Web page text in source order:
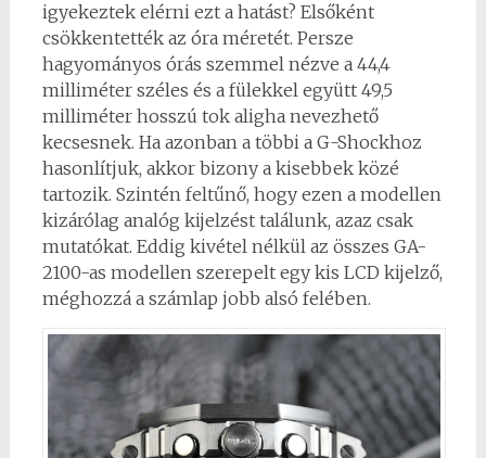
igyekeztek elérni ezt a hatást? Elsőként
csökkentették az óra méretét. Persze
hagyományos órás szemmel nézve a 44,4
milliméter széles és a fülekkel együtt 49,5
milliméter hosszú tok aligha nevezhető
kecsesnek. Ha azonban a többi a G-Shockhoz
hasonlítjuk, akkor bizony a kisebbek közé
tartozik. Szintén feltűnő, hogy ezen a modellen
kizárólag analóg kijelzést találunk, azaz csak
mutatókat. Eddig kivétel nélkül az összes GA-
2100-as modellen szerepelt egy kis LCD kijelző,
méghozzá a számlap jobb alsó felében.